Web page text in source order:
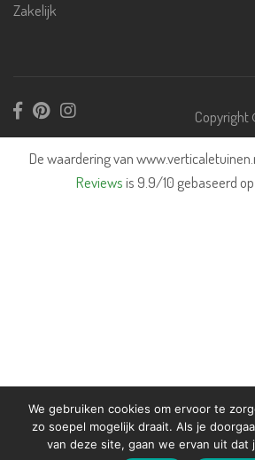
Zakelijk
Copyright
De waardering van
Reviewsis 9.9/10 gebaseerd
We gebruiken cookies om ervoor te
zo soepel mogelijk draait. Als je
van deze site, gaan we ervan uit dat